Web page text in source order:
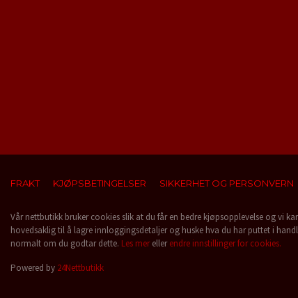
FRAKT KJØPSBETINGELSER SIKKERHET OG PERSONVERN
Vår nettbutikk bruker cookies slik at du får en bedre kjøpsopplevelse og vi
hovedsaklig til å lagre innloggingsdetaljer og huske hva du har puttet i
normalt om du godtar dette. Les merellerendre innstillinger for cookies.
Powered by 24Nettbutikk